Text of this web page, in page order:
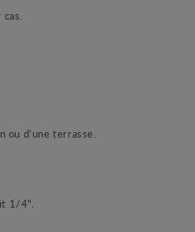
ou d'une terrasse.
1/4".